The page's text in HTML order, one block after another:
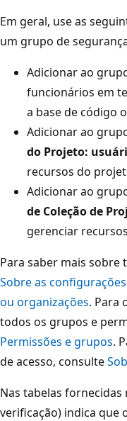
Em geral, use as
um grupo de
Adicionar ao
funcionários em
a base de código
Adicionar ao
do Projeto:
recursos do
Adicionar ao
de Coleção de
gerenciar
Para saber mais sobre
Sobre as
ou organizações. Para
todos os grupos e
Permissões e grupos.
de acesso, consulte
Nas tabelas
verificação) indica que